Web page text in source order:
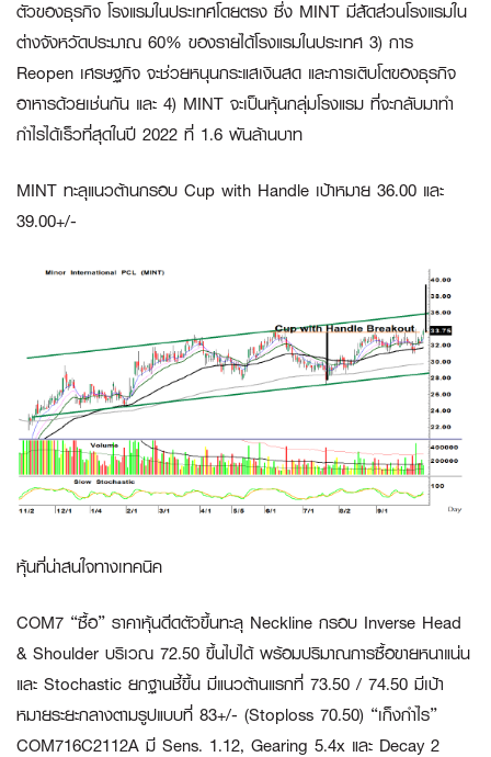
ตัวของธุรกิจ โรงแรมในประเทศโดยตรง ซึ่ง MINT มีสัดส่วนโรงแรมใน
ต่างจังหวัดประมาณ 60% ของรายได้โรงแรมในประเทศ 3) การ
Reopen เศรษฐกิจ จะช่วยหนุนกระแสเงินสด และการเติบโตของธุรกิจ
อาหารด้วยเช่นกัน และ 4) MINT จะเป็นหุ้นกลุ่มโรงแรม ที่จะกลับมาทำ
กำไรได้เร็วที่สุดในปี 2022 ที่ 1.6 พันล้านบาท
MINT ทะลุแนวต้านกรอบ Cup with Handle เป้าหมาย 36.00 และ
39.00+/-
หุ้นที่น่าสนใจทางเทคนิค
COM7 “ซื้อ” ราคาหุ้นดีดตัวขึ้นทะลุ Neckline กรอบ Inverse Head
& Shoulder บริเวณ 72.50 ขึ้นไปได้ พร้อมปริมาณการซื้อขายหนาแน่น
และ Stochastic ยกฐานชี้ขึ้น มีแนวต้านแรกที่ 73.50 / 74.50 มีเป้า
หมายระยะกลางตามรูปแบบที่ 83+/- (Stoploss 70.50) “เก็งกำไร”
COM716C2112A มี Sens. 1.12, Gearing 5.4x และ Decay 2